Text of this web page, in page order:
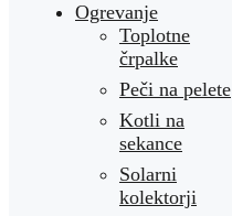
Ogrevanje
Toplotne
črpalke
Peči na pelete
Kotli na
sekance
Solarni
kolektorji